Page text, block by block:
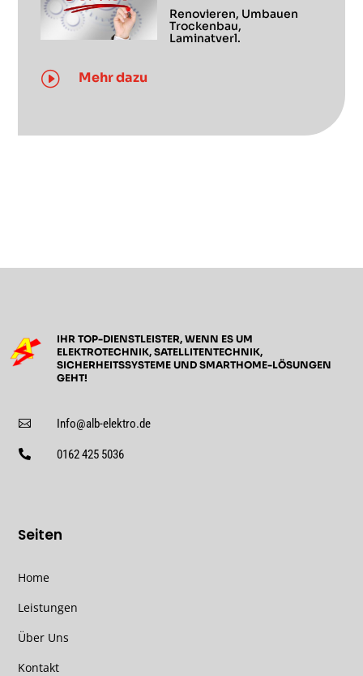
Renovieren, Umbauen
Trockenbau,
Laminatverl.
I Mehr dazu
IHR TOP-DIENSTLEISTER, WENN ES UM
ELEKTROTECHNIK, SATELLITENTECHNIK,
SICHERHEITSSYSTEME UND SMARTHOME-LÖSUNGEN
GEHT!
 Info@alb-elektro.de
 0162 425 5036
Seiten
Home
Leistungen
Über Uns
Kontakt